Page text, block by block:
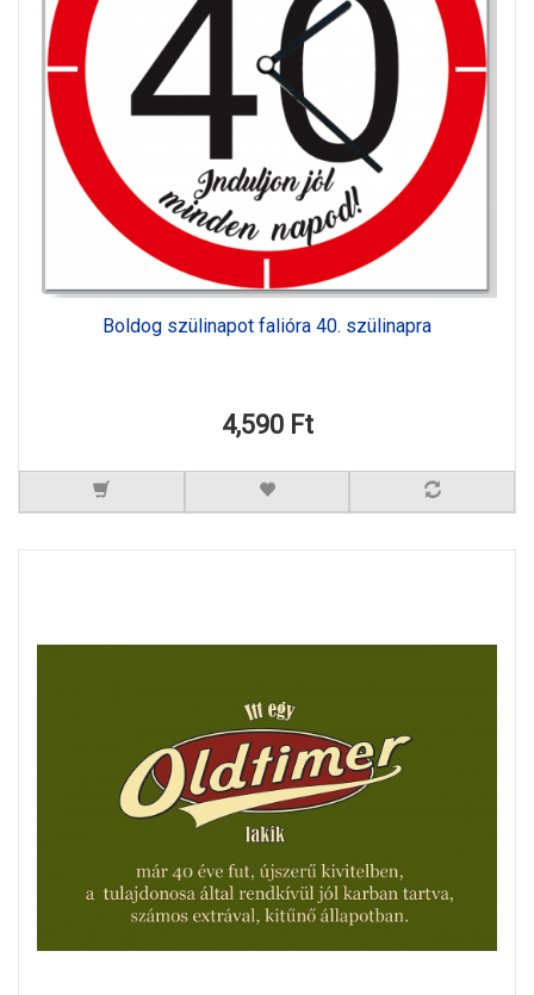
Boldog szülinapot falióra 40. szülinapra
4,590 Ft